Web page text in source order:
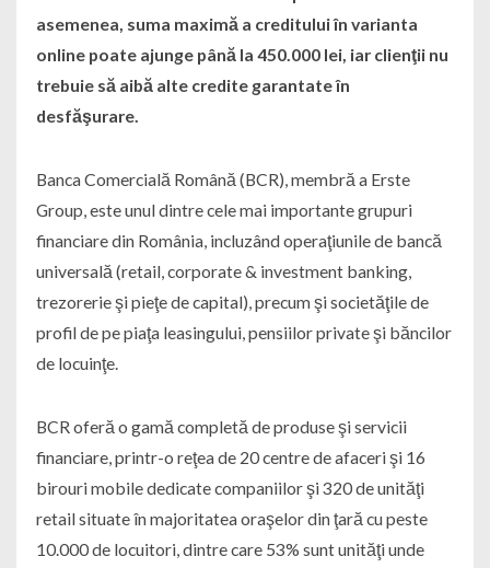
asemenea, suma maximă a creditului în varianta
online poate ajunge până la 450.000 lei, iar clienţii nu
trebuie să aibă alte credite garantate în
desfăşurare.
Banca Comercială Română (BCR), membră a Erste
Group, este unul dintre cele mai importante grupuri
financiare din România, incluzând operaţiunile de bancă
universală (retail, corporate & investment banking,
trezorerie şi pieţe de capital), precum şi societăţile de
profil de pe piaţa leasingului, pensiilor private şi băncilor
de locuinţe.
BCR oferă o gamă completă de produse şi servicii
financiare, printr-o reţea de 20 centre de afaceri şi 16
birouri mobile dedicate companiilor şi 320 de unităţi
retail situate în majoritatea oraşelor din ţară cu peste
10.000 de locuitori, dintre care 53% sunt unităţi unde